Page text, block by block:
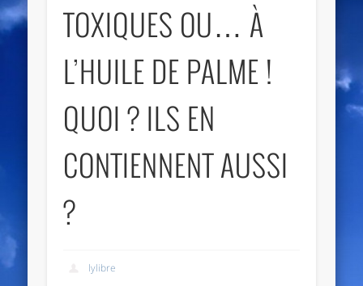
TOXIQUES OU… À
L’HUILE DE PALME !
QUOI ? ILS EN
CONTIENNENT AUSSI
?
lylibre